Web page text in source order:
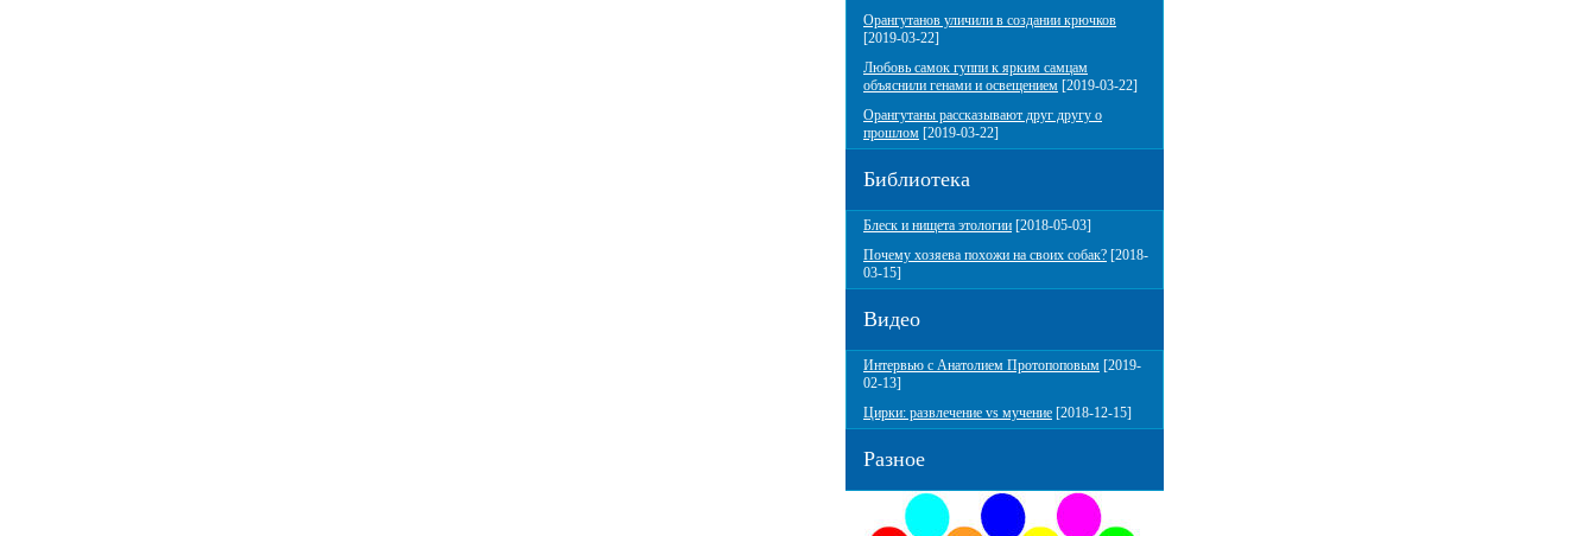
Орангутанов уличили в создании крючков
[2019-03-22]
Любовь самок гуппи к ярким самцам
объяснили генами и освещением [2019-03-22]
Орангутаны рассказывают друг другу о
прошлом [2019-03-22]
Библиотека
Блеск и нищета этологии [2018-05-03]
Почему хозяева похожи на своих собак? [2018-
03-15]
Видео
Интервью с Анатолием Протопоповым [2019-
02-13]
Цирки: развлечение vs мучение [2018-12-15]
Разное